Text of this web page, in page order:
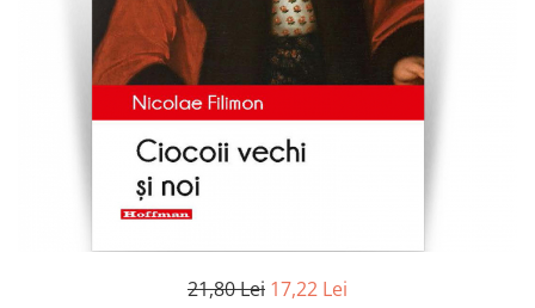
Contemporana
21,80 Lei 17,22 Lei